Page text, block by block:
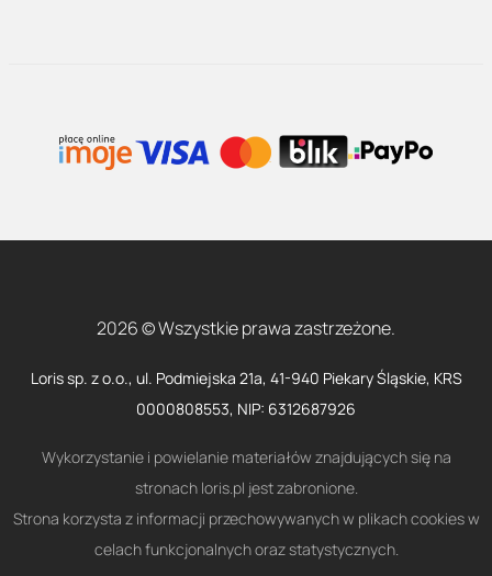
2026 © Wszystkie prawa zastrzeżone.
Loris sp. z o.o., ul. Podmiejska 21a, 41-940 Piekary Śląskie, KRS
0000808553, NIP: 6312687926
Wykorzystanie i powielanie materiałów znajdujących się na
stronach loris.pl jest zabronione.
Strona korzysta z informacji przechowywanych w plikach cookies w
celach funkcjonalnych oraz statystycznych.